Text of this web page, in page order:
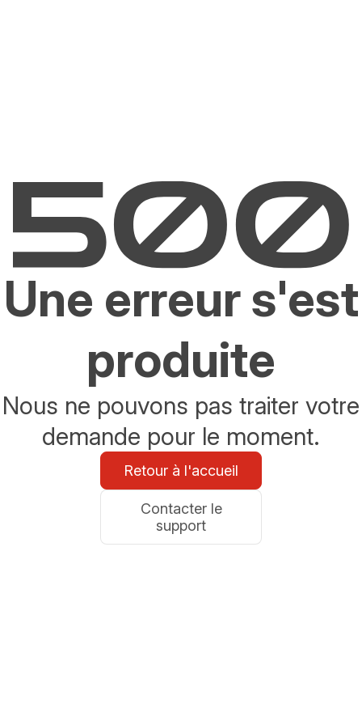
Une erreur s'est
produite
Nous ne pouvons pas traiter votre
demande pour le moment.
Retour à l'accueil
Contacter le
support